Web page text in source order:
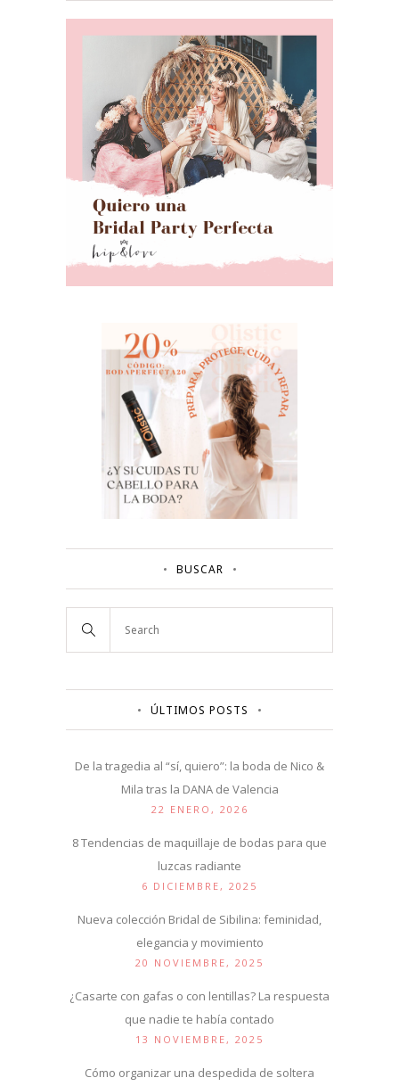
BUSCAR
ÚLTIMOS POSTS
De la tragedia al “sí, quiero”: la boda de Nico &
Mila tras la DANA de Valencia
22 ENERO, 2026
8 Tendencias de maquillaje de bodas para que
luzcas radiante
6 DICIEMBRE, 2025
Nueva colección Bridal de Sibilina: feminidad,
elegancia y movimiento
20 NOVIEMBRE, 2025
¿Casarte con gafas o con lentillas? La respuesta
que nadie te había contado
13 NOVIEMBRE, 2025
Cómo organizar una despedida de soltera